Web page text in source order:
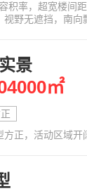
积率，超宽楼间
视野无遮挡，南
景
㎡
方正，活动区域开